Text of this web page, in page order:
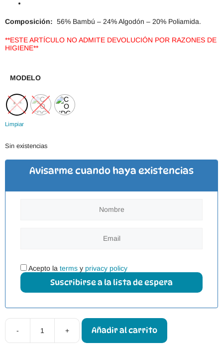
Composición: 56% Bambú – 24% Algodón – 20% Poliamida.
**ESTE ARTÍCULO NO ADMITE DEVOLUCIÓN POR RAZONES DE
HIGIENE**
MODELO
Limpiar
Sin existencias
Avisarme cuando haya existencias
Acepto la terms y privacy policy
-
Cóndor
Calcetines
+ Añadir al carrito